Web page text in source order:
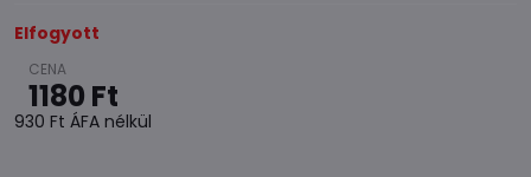
Elfogyott
1180 Ft
930 Ft ÁFA nélkül